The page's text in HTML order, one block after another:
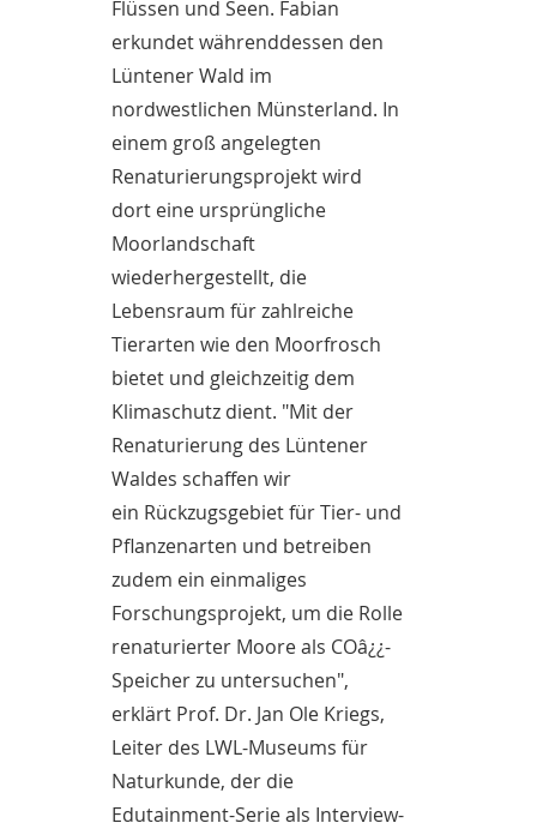
Flüssen und Seen. Fabian
erkundet währenddessen den
Lüntener Wald im
nordwestlichen Münsterland. In
einem groß angelegten
Renaturierungsprojekt wird
dort eine ursprüngliche
Moorlandschaft
wiederhergestellt, die
Lebensraum für zahlreiche
Tierarten wie den Moorfrosch
bietet und gleichzeitig dem
Klimaschutz dient. "Mit der
Renaturierung des Lüntener
Waldes schaffen wir
ein Rückzugsgebiet für Tier- und
Pflanzenarten und betreiben
zudem ein einmaliges
Forschungsprojekt, um die Rolle
renaturierter Moore als COâ¿¿-
Speicher zu untersuchen",
erklärt Prof. Dr. Jan Ole Kriegs,
Leiter des LWL-Museums für
Naturkunde, der die
Edutainment-Serie als Interview-